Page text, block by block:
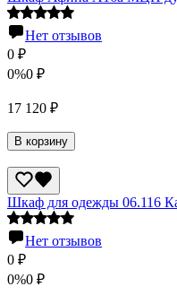
Нет отзывов
0 ₽
0%0 ₽
17 120 ₽
В корзину
Шкаф для одежды 06.116
Нет отзывов
0 ₽
0%0 ₽